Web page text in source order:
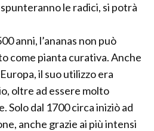
le radici, si potrà
anni, l’ananas non può
come pianta curativa. Anche
il suo utilizzo era
oltre ad essere molto
Solo dal 1700 circa iniziò ad
anche grazie ai più intensi